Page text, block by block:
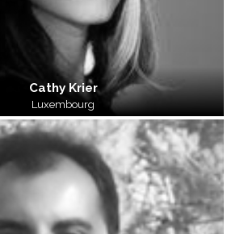
Cathy Krier
Luxembourg